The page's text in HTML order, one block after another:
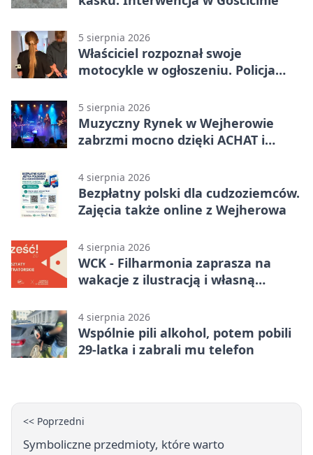
5 sierpnia 2026
Właściciel rozpoznał swoje
motocykle w ogłoszeniu. Policja
5 sierpnia 2026
Muzyczny Rynek w Wejherowie
zabrzmi mocno dzięki ACHAT i
4 sierpnia 2026
Bezpłatny polski dla cudzoziemców.
Zajęcia także online z Wejherowa
4 sierpnia 2026
WCK - Filharmonia zaprasza na
wakacje z ilustracją i własną
4 sierpnia 2026
Wspólnie pili alkohol, potem pobili
29-latka i zabrali mu telefon
<< Poprzedni
Symboliczne przedmioty, które warto